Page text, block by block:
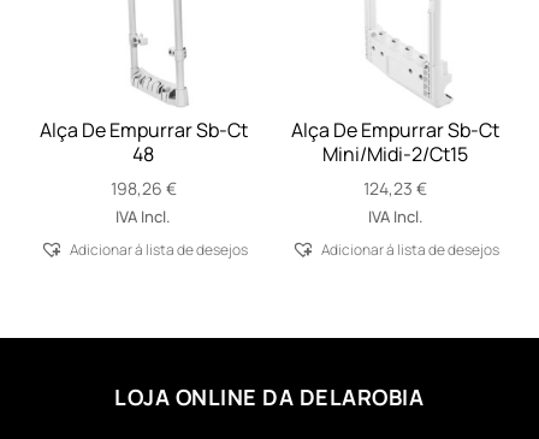
Alça De Empurrar Sb-Ct
48
198,26 €
IVA Incl.
Adicionar á lista de desejos
Alça De Empurrar Sb-Ct
Mini/Midi-2/Ct15
124,23€
IVA Incl.
Adicionar á lista de desejos
LOJA ONLINE DA DELAROBIA